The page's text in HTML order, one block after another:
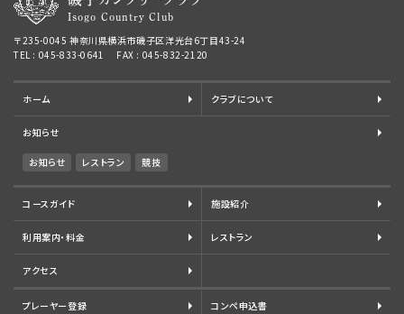
Isogo Country Club
〒235-0045 神奈川県横浜市磯子区洋光台6丁目43-24
TEL : 045-833-0641 FAX : 045-832-2120
ホーム クラブについて
お知らせ
お知らせ レストラン 競技
コースガイド 施設紹介
利用案内・料金 レストラン
アクセス
プレーヤー登録 コンペ申込書